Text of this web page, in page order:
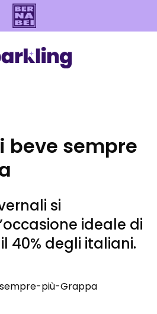
beve sempre
si
ideale di
40% degli italiani.